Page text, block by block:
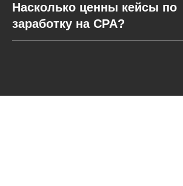
Насколько ценны кейсы по
заработку на CPA?